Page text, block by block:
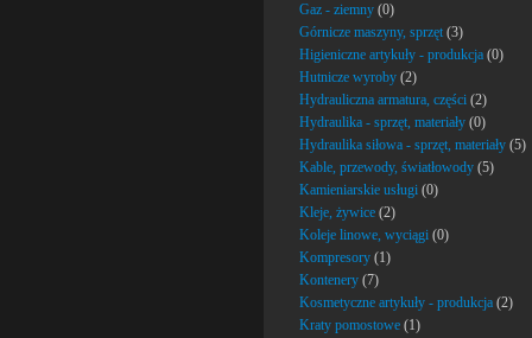
Gaz - ziemny (0)
Górnicze maszyny, sprzęt (3)
Higieniczne artykuły - produkcja (0)
Hutnicze wyroby (2)
Hydrauliczna armatura, części (2)
Hydraulika - sprzęt, materiały (0)
Hydraulika siłowa - sprzęt, materiały (5)
Kable, przewody, światłowody (5)
Kamieniarskie usługi (0)
Kleje, żywice (2)
Koleje linowe, wyciągi (0)
Kompresory (1)
Kontenery (7)
Kosmetyczne artykuły - produkcja (2)
Kraty pomostowe (1)